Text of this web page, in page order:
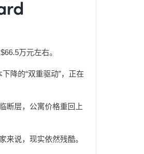
万元左右。
降的“双重驱动”，正在
断层，公寓价格重回上
来说，现实依然残酷。